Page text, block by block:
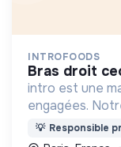
INTROFOODS
bras droit
intro est une
engagées.
faire plaisir
💡 Responsible